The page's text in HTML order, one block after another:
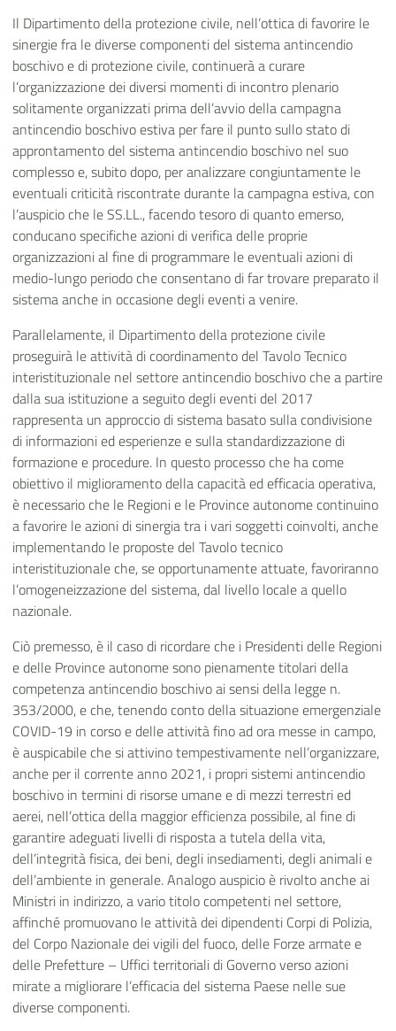
Il Dipartimento della protezione civile, nell’ottica di favorire le
sinergie fra le diverse componenti del sistema antincendio
boschivo e di protezione civile, continuerà a curare
l’organizzazione dei diversi momenti di incontro plenario
solitamente organizzati prima dell’avvio della campagna
antincendio boschivo estiva per fare il punto sullo stato di
approntamento del sistema antincendio boschivo nel suo
complesso e, subito dopo, per analizzare congiuntamente le
eventuali criticità riscontrate durante la campagna estiva, con
l’auspicio che le SS.LL., facendo tesoro di quanto emerso,
conducano specifiche azioni di verifica delle proprie
organizzazioni al fine di programmare le eventuali azioni di
medio-lungo periodo che consentano di far trovare preparato il
sistema anche in occasione degli eventi a venire.
Parallelamente, il Dipartimento della protezione civile
proseguirà le attività di coordinamento del Tavolo Tecnico
interistituzionale nel settore antincendio boschivo che a partire
dalla sua istituzionea seguito degli eventi del 2017
rappresenta un approccio di sistema basato sulla condivisione
di informazioni ed esperienze e sulla standardizzazione di
formazione e procedure. In questo processo che ha come
obiettivo il miglioramento della capacità ed efficacia operativa,
è necessario che le Regioni e le Province autonome continuino
a favorire le azioni di sinergia tra i vari soggetti coinvolti, anche
implementando le proposte del Tavolo tecnico
interistituzionale che, se opportunamente attuate, favoriranno
l’omogeneizzazione del sistema, dal livello locale a quello
nazionale.
Ciò premesso, è il caso di ricordare che i Presidenti delle Regioni
e delle Province autonome sono pienamente titolari della
competenza antincendio boschivo ai sensi della legge n.
353/2000, e che, tenendo conto della situazione emergenziale
COVID-19 in corso e delle attività fino ad ora messe in campo,
è auspicabile che si attivino tempestivamente nell’organizzare,
anche per il corrente anno 2021, i propri sistemi antincendio
boschivo in termini di risorse umane e di mezzi terrestri ed
aerei, nell’ottica della maggior efficienza possibile, al fine di
garantire adeguati livelli di risposta a tutela dellavita,
dell’integrità fisica, dei beni, degli insediamenti, degli animali e
dell’ambiente in generale.Analogo auspicio è rivolto anche ai
Ministri in indirizzo, a vario titolo competenti nel settore,
affinché promuovano le attività dei dipendenti Corpi di Polizia,
del Corpo Nazionale dei vigili del fuoco, delle Forze armate e
delle Prefetture – Uffici territoriali di Governo verso azioni
mirate a migliorare l’efficacia del sistema Paese nelle sue
diverse componenti.